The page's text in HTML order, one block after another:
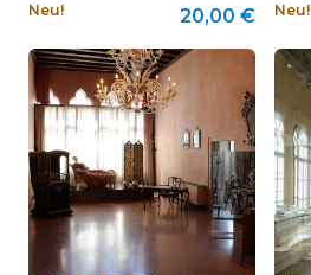
Neu! 20,00 € Neu!